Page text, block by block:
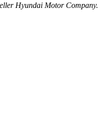
Hyundai Motor Company.